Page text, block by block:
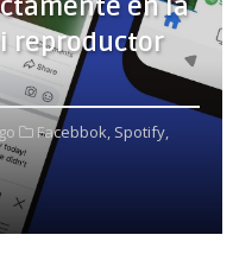
en la
reproductor
Facebbok, Spotify,